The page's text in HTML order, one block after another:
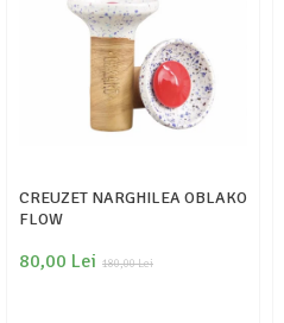
CREUZET NARGHILEA OBLAKO
FLOW
180,00 Lei
80,00 Lei